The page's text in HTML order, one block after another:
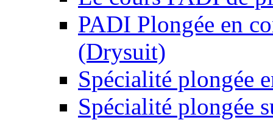
PADI Plongée en
(Drysuit)
Spécialité plongée
Spécialité plongée